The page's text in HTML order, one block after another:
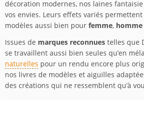
décoration modernes, nos laines fantaisie
vos envies. Leurs effets variés
modèles aussi bien pour femme, homme
Issues de marques reconnues telles que
se travaillent aussi bien seules qu’en
naturelles pour un rendu encore plus
nos livres de modèles et aiguilles
des créations qui ne ressemblent qu’à